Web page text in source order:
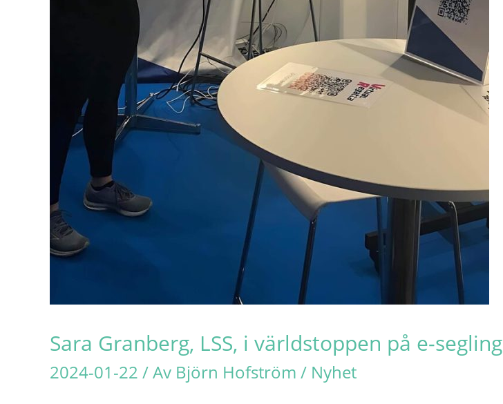
Sara Granberg, LSS, i världstoppen på e-segling
2024-01-22 / Av Björn Hofström / Nyhet